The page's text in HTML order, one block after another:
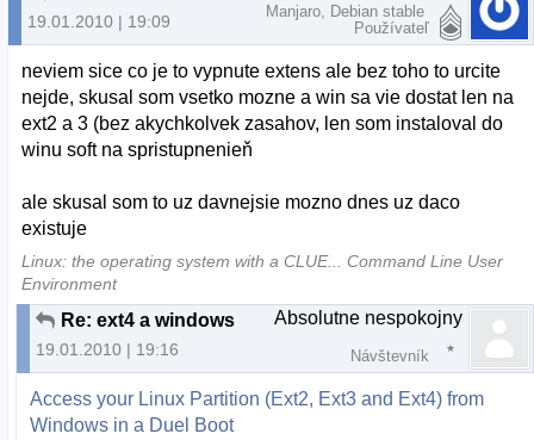
19.01.2010 | 19:09
Manjaro, Debian stable
Používateľ
neviem sice co je to vypnute extens ale bez toho to urcite
nejde, skusal som vsetko mozne a win sa vie dostat len na
ext2 a 3 (bez akychkolvek zasahov, len som instaloval do
winu soft na spristupnenieň
ale skusal som to uz davnejsie mozno dnes uz daco
existuje
Linux: the operating system with a CLUE... Command Line User
Environment
Re: ext4 a windows
19.01.2010 | 19:16
Absolutne nespokojny
Návštevník
Access your Linux Partition (Ext2, Ext3 and Ext4) from
Windows in a Duel Boot